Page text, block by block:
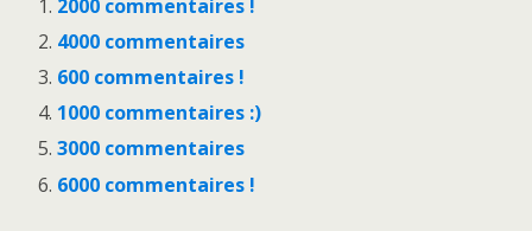
2000 commentaires !
4000 commentaires
600 commentaires !
1000 commentaires :)
3000 commentaires
6000 commentaires !